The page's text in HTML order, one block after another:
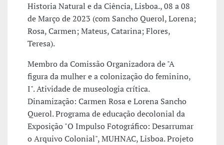
Historia Natural e da Ciência, Lisboa., 08 a 08
de Março de 2023 (com Sancho Querol, Lorena;
Rosa, Carmen; Mateus, Catarina; Flores,
Teresa).
Membro da Comissão Organizadora de "A
figura da mulher e a colonização do feminino,
I". Atividade de museologia crítica.
Dinamização: Carmen Rosa e Lorena Sancho
Querol. Programa de educação decolonial da
Exposição "O Impulso Fotográfico: Desarrumar
o Arquivo Colonial", MUHNAC, Lisboa. Projeto